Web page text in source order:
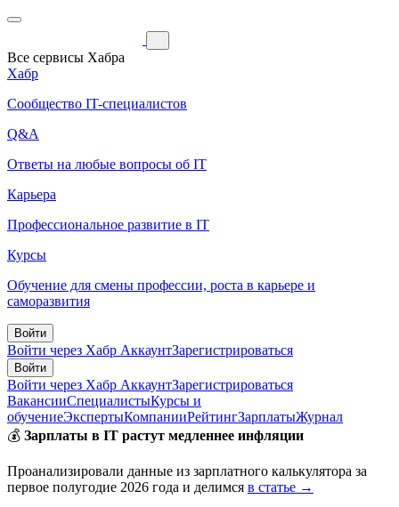
Все сервисы Хабра
Хабр
Сообщество IT-специалистов
Q&A
Ответы на любые вопросы об IT
Карьера
Профессиональное развитие в IT
Курсы
Обучение для смены профессии, роста в карьере и
саморазвития
Войти
Войти через Хабр АккаунтЗарегистрироваться
Войти
Войти через Хабр АккаунтЗарегистрироваться
ВакансииСпециалистыКурсы и
обучениеЭкспертыКомпанииРейтингЗарплатыЖурнал
💰 Зарплаты в IT растут медленнее инфляции
Проанализировали данные из зарплатного калькулятора за
первое полугодие 2026 года и делимся в статье →